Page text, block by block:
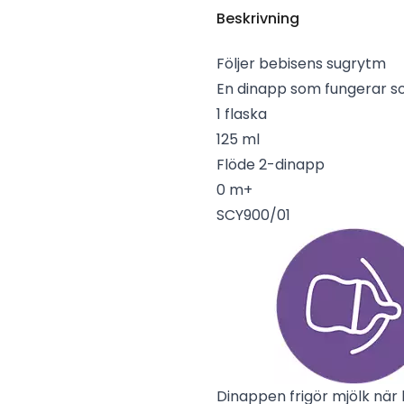
Beskrivning
Följer bebisens sugrytm
En dinapp som fungerar
1 flaska
125 ml
Flöde 2-dinapp
0 m+
SCY900/01
Dinappen frigör mjölk